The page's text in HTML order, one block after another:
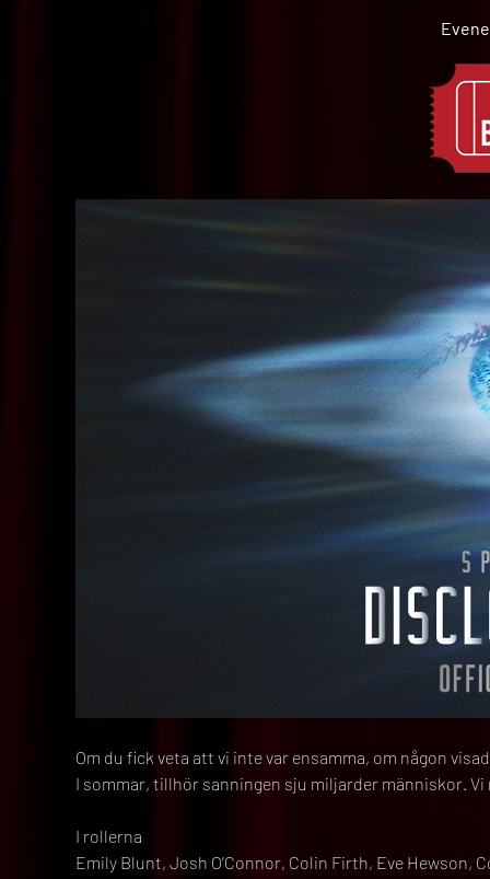
Om du fick veta att vi inte var ensamma, om någon
I sommar, tillhör sanningen sju miljarder människor.
I rollerna
Emily Blunt, Josh O’Connor, Colin Firth, Eve Hewson,